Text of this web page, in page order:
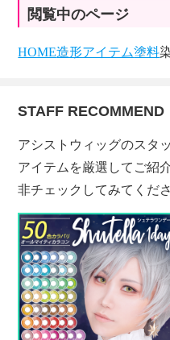
閲覧中のページ
HOME造形アイテム塗料
STAFF RECOMMEND
アシストウィッグのスタ
アイテムを厳選してご紹
非チェックしてみてくださ